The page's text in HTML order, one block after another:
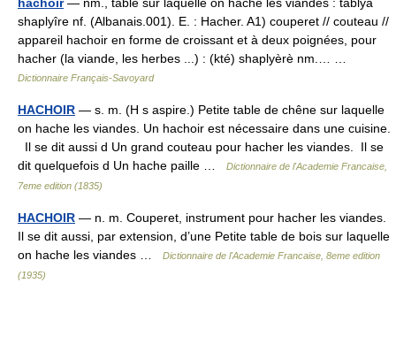
shaplyîre nf. (Albanais.001). E. : Hacher. A1) couperet // couteau //
appareil hachoir en forme de croissant et à deux poignées, pour
hacher (la viande, les herbes ...) : (kté) shaplyèrè nm.… …
Dictionnaire Français-Savoyard
HACHOIR — s. m. (H s aspire.) Petite table de chêne sur laquelle
on hache les viandes. Un hachoir est nécessaire dans une cuisine.
Il se dit aussi d Un grand couteau pour hacher les viandes. Il se
dit quelquefois d Un hache paille …
Dictionnaire de l'Academie Francaise,
7eme edition (1835)
HACHOIR — n. m. Couperet, instrument pour hacher les viandes.
Il se dit aussi, par extension, d’une Petite table de bois sur laquelle
on hache les viandes …
Dictionnaire de l'Academie Francaise, 8eme edition
(1935)